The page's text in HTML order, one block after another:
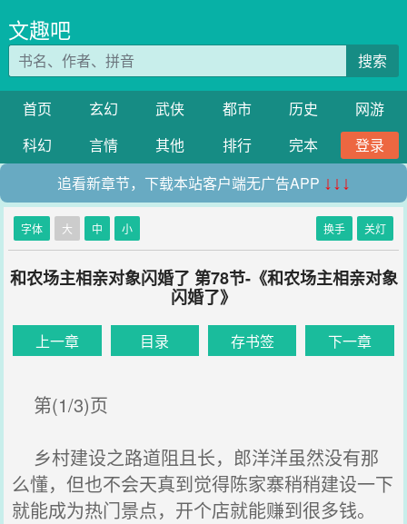
文趣吧
搜索
首页 玄幻 武侠 都市 历史
网游
科幻
言情 其他 排行 完本
登录
追看新章节，下载本站客户端无广告APP ↓↓↓
字体 大 中 小 换手 关灯
和农场主相亲对象闪婚了 第78节-《和农场主相亲对象
闪婚了》
上一章 目录 存书签 下一章
第(1/3)页
乡村建设之路道阻且长，郎洋洋虽然没有那
么懂，但也不会天真到觉得陈家寨稍稍建设一下
就能成为热门景点，开个店就能赚到很多钱。